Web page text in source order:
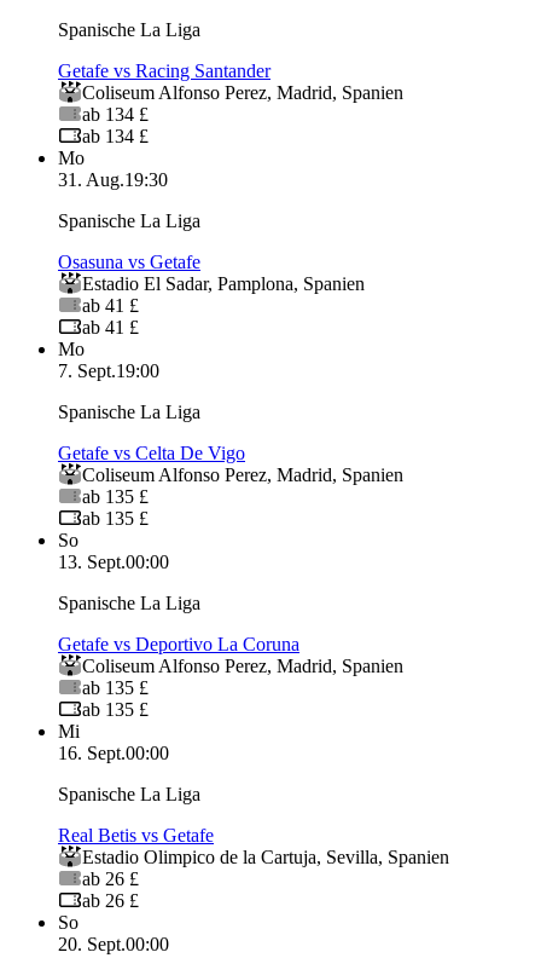
Spanische La Liga
Getafe vs Racing Santander
Coliseum Alfonso Perez, Madrid, Spanien
ab 134 £
ab 134 £
Mo
31. Aug.19:30
Spanische La Liga
Osasuna vs Getafe
Estadio El Sadar, Pamplona, Spanien
ab 41 £
ab 41 £
Mo
7. Sept.19:00
Spanische La Liga
Getafe vs Celta De Vigo
Coliseum Alfonso Perez, Madrid, Spanien
ab 135 £
ab 135 £
So
13. Sept.00:00
Spanische La Liga
Getafe vs Deportivo La Coruna
Coliseum Alfonso Perez, Madrid, Spanien
ab 135 £
ab 135 £
Mi
16. Sept.00:00
Spanische La Liga
Real Betis vs Getafe
Estadio Olimpico de la Cartuja, Sevilla, Spanien
ab 26 £
ab 26 £
So
20. Sept.00:00